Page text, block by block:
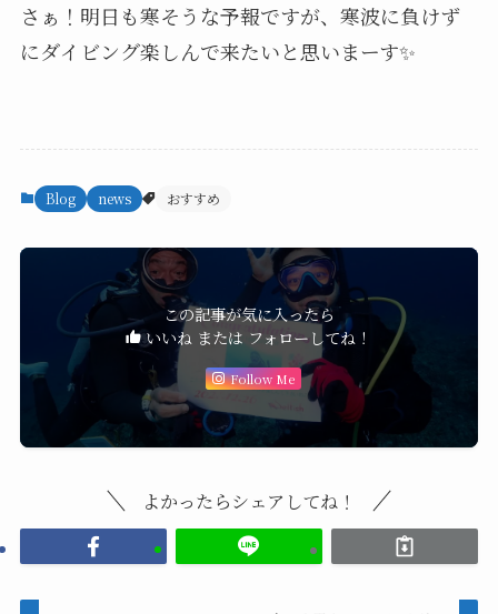
さぁ！明日も寒そうな予報ですが、寒波に負けず
にダイビング楽しんで来たいと思いまーす✨
Blog news おすすめ
この記事が気に入ったら
いいね または フォローしてね！
Follow Me
よかったらシェアしてね！